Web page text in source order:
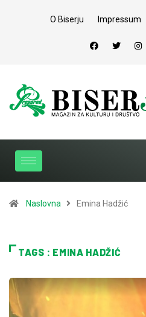
O Biserju Impressum
Naslovna Emina Hadžić
TAGS : EMINA HADŽIĆ